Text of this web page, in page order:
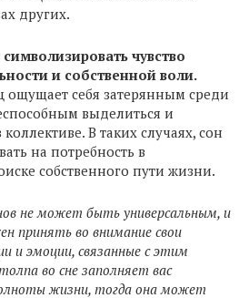
других.
чувство
и собственной воли.
ощущает себя затерянным среди
выделиться и
В таких случаях, сон
на потребность в
собственного пути жизни.
не может быть универсальным, и
принять во внимание свои
и эмоции, связанные с этим
во сне заполняет вас
жизни, тогда она может